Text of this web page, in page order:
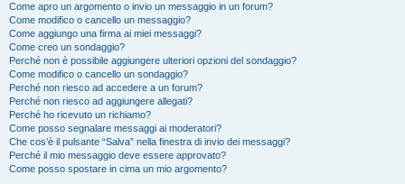
Come apro un argomento o invio un messaggio in un forum?
Come modifico o cancello un messaggio?
Come aggiungo una firma ai miei messaggi?
Come creo un sondaggio?
Perché non è possibile aggiungere ulteriori opzioni del sondaggio?
Come modifico o cancello un sondaggio?
Perché non riesco ad accedere a un forum?
Perché non riesco ad aggiungere allegati?
Perché ho ricevuto un richiamo?
Come posso segnalare messaggi ai moderatori?
Che cos’è il pulsante “Salva” nella finestra di invio dei messaggi?
Perché il mio messaggio deve essere approvato?
Come posso spostare in cima un mio argomento?